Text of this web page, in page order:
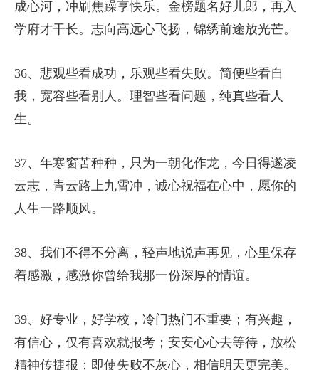
成心河，冲刷焦躁享快乐。金榜题名好儿郎，再入
学府才干长。志向高远心飞扬，锦绣前途放光芒。
36、悲观些看成功，乐观些看失败。简便些看自
我，宽容些看别人。理智些看问题，纯真些看人
生。
37、年寒窗苦种种，只为一朝化作龙，今日得遂凌
云志，青云路上九霄冲，诚心祝福在心中，愿你的
人生一路顺风。
38、我们不得不分离，轻声地说声再见，心里保存
着感激，感激你曾给我那一份深厚的情谊。
39、好专业，好学校，冷门热门不重要；有兴趣，
有信心，仅有喜欢就报考；安安心心去等待，放松
精神传捷报；即使失败不灰心，相信明天更完美。